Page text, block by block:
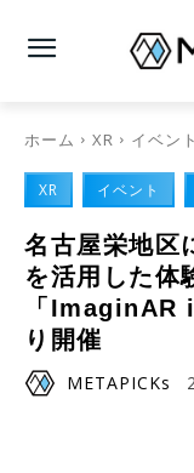
ホーム XR イベント
XR イベント
名古屋栄地区
を活用した体
「ImaginAR
り開催
METAPICKs